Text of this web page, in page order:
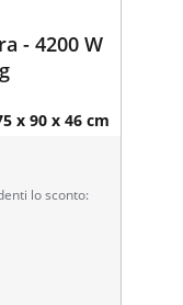
- 4200 W
x 90 x 46 cm
lo sconto: